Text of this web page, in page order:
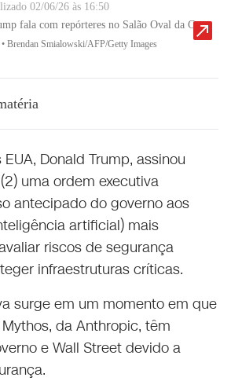
02/06/26 às 16:50
fala com repórteres no Salão Oval da Casa
• Brendan Smialowski/AFP/Getty Images
Donald Trump, assinou
uma ordem executiva
antecipado do governo aos
artificial) mais
riscos de segurança
infraestruturas críticas.
surge em um momento em que
da Anthropic, têm
e Wall Street devido a